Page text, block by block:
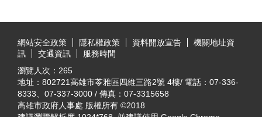
網站安全政策
隱私權政策 資料開放宣告
機關地址資
訊
交通資訊
服務時間
瀏覽人次： 265
地址：802721高雄市苓雅區四維三路2號 4樓/ 電話：07-336-
8333、07-337-3000 / 傳真：07-3315658
高雄市政府人事處 版權所有 ©2018